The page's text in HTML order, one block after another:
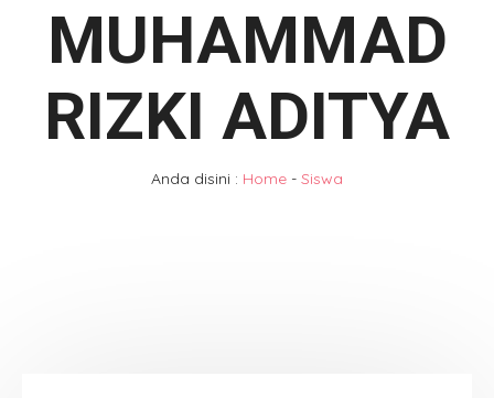
MUHAMMAD
RIZKI ADITYA
Anda disini : Home - Siswa